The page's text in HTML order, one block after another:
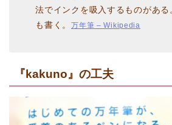
法でインクを吸入するものがある
も書く。万年筆 – Wikipedia
『kakuno』の工夫